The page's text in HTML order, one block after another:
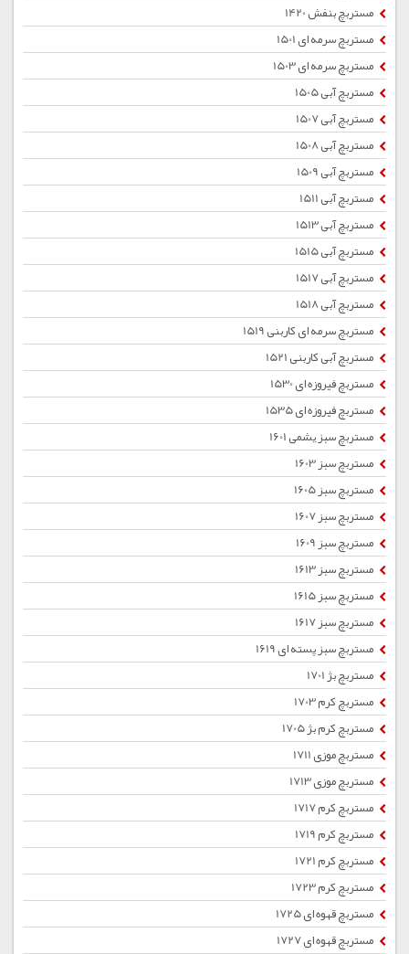
مستربچ بنفش 1420
مستربچ سرمه ای 1501
مستربچ سرمه ای 1503
مستربچ آبی 1505
مستربچ آبی 1507
مستربچ آبی 1508
مستربچ آبی 1509
مستربچ آبی 1511
مستربچ آبی 1513
مستربچ آبی 1515
مستربچ آبی 1517
مستربچ آبی 1518
مستربچ سرمه ای کاربنی 1519
مستربچ آبی کاربنی 1521
مستربچ فیروزه ای 1530
مستربچ فیروزه ای 1535
مستربچ سبز یشمی 1601
مستربچ سبز 1603
مستربچ سبز 1605
مستربچ سبز 1607
مستربچ سبز 1609
مستربچ سبز 1613
مستربچ سبز 1615
مستربچ سبز 1617
مستربچ سبز پسته ای 1619
مستربچ بژ 1701
مستربچ کرم 1703
مستربچ کرم بژ 1705
مستربچ موزی 1711
مستربچ موزی 1713
مستربچ کرم 1717
مستربچ کرم 1719
مستربچ کرم 1721
مستربچ کرم 1723
مستربچ قهوه ای 1725
مستربچ قهوه ای 1727